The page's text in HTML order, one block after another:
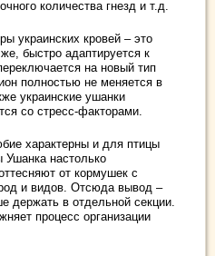
количества гнезд и т.д.
украинских кровей – это
быстро адаптируется к
на новый тип
полностью не меняется в
украинские ушанки
со стресс-факторами.
характерны и для птицы
Ушанка настолько
от кормушек с
и видов. Отсюда вывод –
держать в отдельной секции.
процесс организации